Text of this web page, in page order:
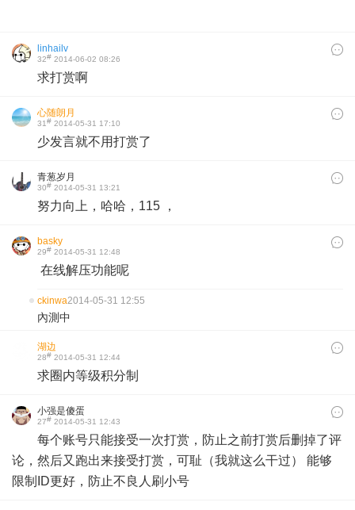
linhailv
32# 2014-06-02 08:26
求打赏啊
心随朗月
31# 2014-05-31 17:10
少发言就不用打赏了
青葱岁月
30# 2014-05-31 13:21
努力向上，哈哈，115 ，
basky
29# 2014-05-31 12:48
在线解压功能呢
ckinwa2014-05-31 12:55
內測中
湖边
28# 2014-05-31 12:44
求圈内等级积分制
小强是傻蛋
27# 2014-05-31 12:43
每个账号只能接受一次打赏，防止之前打赏后删掉了评
论，然后又跑出来接受打赏，可耻（我就这么干过） 能够
限制ID更好，防止不良人刷小号